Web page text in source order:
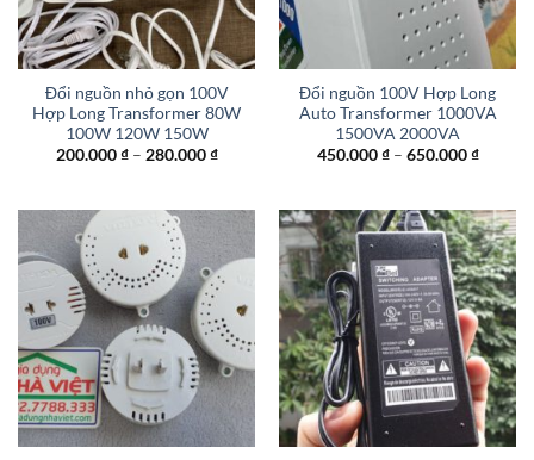
Đổi nguồn nhỏ gọn 100V
Hợp Long Transformer 80W
100W 120W 150W
200.000₫ – 280.000₫Khoảng
đến
280.000 ₫
Đổi nguồn 100V Hợp Long
Auto Transformer 1000VA
1500VA 2000VA
450.000₫ – 650.000₫
đến